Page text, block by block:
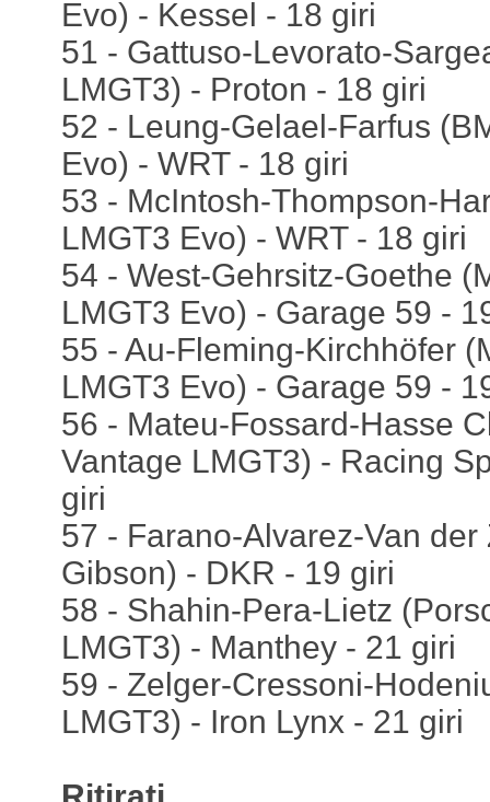
Evo) - Kessel - 18 giri
51 - Gattuso-Levorato-
LMGT3) - Proton - 18 giri
52 - Leung-Gelael-Farfus
Evo) - WRT - 18 giri
53 - McIntosh-Thompson-
LMGT3 Evo) - WRT - 18 giri
54 - West-Gehrsitz-Goethe
LMGT3 Evo) - Garage 59 -
55 - Au-Fleming-Kirchhöfer
LMGT3 Evo) - Garage 59 -
56 - Mateu-Fossard-Hasse
Vantage LMGT3) - Racing
giri
57 - Farano-Alvarez-Van
Gibson) - DKR - 19 giri
58 - Shahin-Pera-Lietz
LMGT3) - Manthey - 21 giri
59 - Zelger-Cressoni-
LMGT3) - Iron Lynx - 21 giri